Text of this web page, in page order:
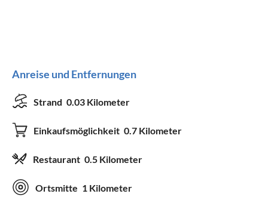
Anreise und Entfernungen
Strand 0.03 Kilometer
Einkaufsmöglichkeit 0.7 Kilometer
Restaurant 0.5 Kilometer
Ortsmitte 1 Kilometer